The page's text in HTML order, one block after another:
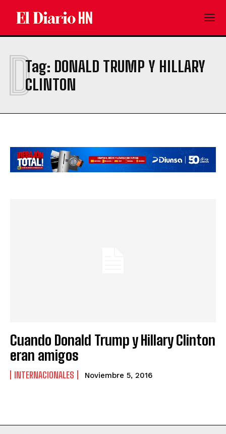
Tag: DONALD TRUMP Y HILLARY
CLINTON
D
Cuando Donald Trump y Hillary Clinton
eran amigos
INTERNACIONALES Noviembre 5, 2016